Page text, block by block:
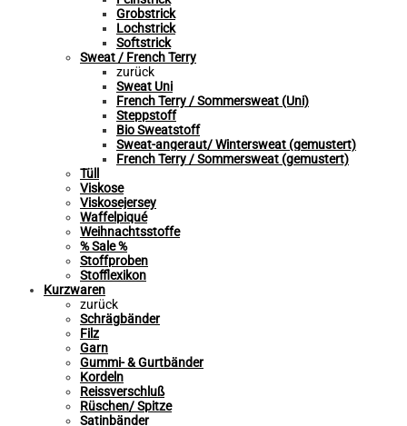
Grobstrick
Lochstrick
Softstrick
Sweat / French Terry
zurück
Sweat Uni
French Terry / Sommersweat (Uni)
Steppstoff
Bio Sweatstoff
Sweat-angeraut/ Wintersweat (gemustert)
French Terry / Sommersweat (gemustert)
Tüll
Viskose
Viskosejersey
Waffelpiqué
Weihnachtsstoffe
% Sale %
Stoffproben
Stofflexikon
Kurzwaren
zurück
Schrägbänder
Filz
Garn
Gummi- & Gurtbänder
Kordeln
Reissverschluß
Rüschen/ Spitze
Satinbänder